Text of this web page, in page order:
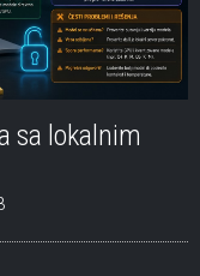
sa lokalnim